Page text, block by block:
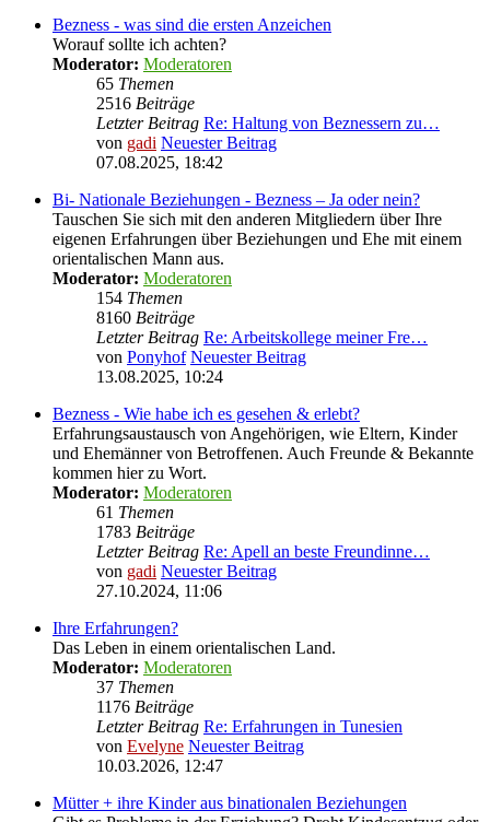
Bezness - was sind die ersten Anzeichen
Worauf sollte ich achten?
Moderator: Moderatoren
65 Themen
2516 Beiträge
Letzter Beitrag Re: Haltung von Beznessern zu…
von gadi Neuester Beitrag
07.08.2025, 18:42
Bi- Nationale Beziehungen - Bezness – Ja oder nein?
Tauschen Sie sich mit den anderen Mitgliedern über Ihre
eigenen Erfahrungen über Beziehungen und Ehe mit einem
orientalischen Mann aus.
Moderator: Moderatoren
154 Themen
8160 Beiträge
Letzter Beitrag Re: Arbeitskollege meiner Fre…
von Ponyhof Neuester Beitrag
13.08.2025, 10:24
Bezness - Wie habe ich es gesehen & erlebt?
Erfahrungsaustausch von Angehörigen, wie Eltern, Kinder
und Ehemänner von Betroffenen. Auch Freunde & Bekannte
kommen hier zu Wort.
Moderator: Moderatoren
61 Themen
1783 Beiträge
Letzter Beitrag Re: Apell an beste Freundinne…
von gadi Neuester Beitrag
27.10.2024, 11:06
Ihre Erfahrungen?
Das Leben in einem orientalischen Land.
Moderator: Moderatoren
37 Themen
1176 Beiträge
Letzter Beitrag Re: Erfahrungen in Tunesien
von Evelyne Neuester Beitrag
10.03.2026, 12:47
Mütter + ihre Kinder aus binationalen Beziehungen